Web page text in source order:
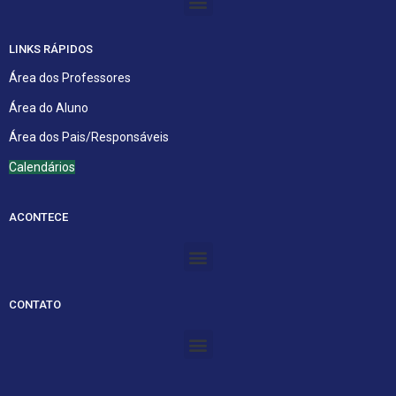
LINKS RÁPIDOS
Área dos Professores
Área do Aluno
Área dos Pais/Responsáveis
Calendários
ACONTECE
Menu
CONTATO
Menu